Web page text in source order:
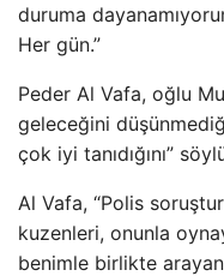
duruma
Her gün.”
Peder Al Vafa, oğlu
geleceğini
çok iyi tanıdığını”
Al Vafa, “Polis
kuzenleri, onunla
benimle birlikte